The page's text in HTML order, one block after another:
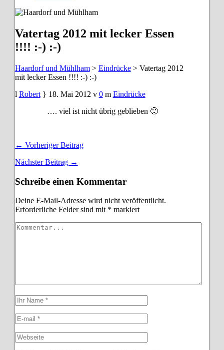
Vatertag 2012 mit lecker Essen
!!!! :-) :-)
Haardorf und Mühlham> Eindrücke> Vatertag 2012
mit lecker Essen !!!! :-) :-)
Robert
18. Mai 2012 0
Eindrücke
…. viel ist nicht übrig geblieben 🙂
← Vorheriger Beitrag
Nächster Beitrag →
Schreibe einen Kommentar
Deine E-Mail-Adresse wird nicht veröffentlicht.
Erforderliche Felder sind mit * markiert